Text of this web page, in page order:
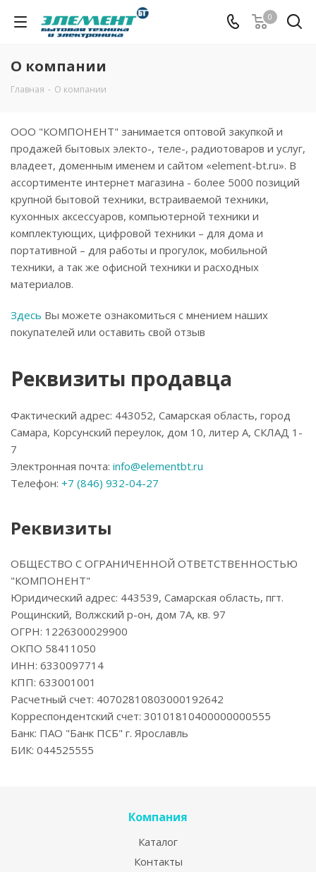
0
О компании
Главная - О компании
ООО "КОМПОНЕНТ" занимается оптовой закупкой и
продажей бытовых электо-, теле-, радиотоваров и услуг,
владеет, доменным именем и сайтом «element-bt.ru». В
ассортименте интернет магазина - более 5000 позиций
крупной бытовой техники, встраиваемой техники,
кухонных аксессуаров, компьютерной техники и
комплектующих, цифровой техники – для дома и
портативной – для работы и прогулок, мобильной
техники, а так же офисной техники и расходных
материалов.
Здесь Вы можете ознакомиться с мнением наших
покупателей или оставить свой отзыв
Реквизиты продавца
Фактический адрес: 443052, Самарская область, город
Самара, Корсунский переулок, дом 10, литер А, СКЛАД 1-
7
Электронная почта: info@elementbt.ru
Телефон: +7 (846) 932-04-27
Реквизиты
ОБЩЕСТВО С ОГРАНИЧЕННОЙ ОТВЕТСТВЕННОСТЬЮ
"КОМПОНЕНТ"
Юридический адрес: 443539, Самарская область, пгт.
Рощинский, Волжский р-он, дом 7А, кв. 97
ОГРН: 1226300029900
ОКПО 58411050
ИНН: 6330097714
КПП: 633001001
Расчетный счет: 40702810803000192642
Корреспондентский счет: 30101810400000000555
Банк: ПАО "Банк ПСБ" г. Ярославль
БИК: 044525555
Компания
Каталог
Контакты